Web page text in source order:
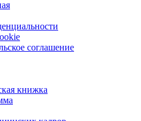
соглашение
книжка